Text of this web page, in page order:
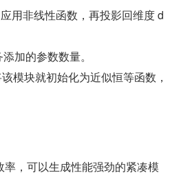
用非线性函数，再投影回维度 d
加的参数数量。
模块就初始化为近似恒等函数，
，可以生成性能强劲的紧凑模